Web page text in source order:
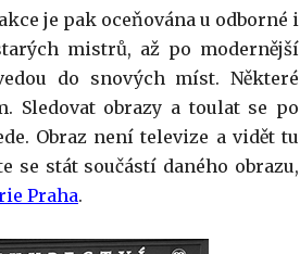
je pak oceňována u odborné i
mistrů, až po modernější
do snových míst. Některé
Sledovat obrazy a toulat se po
Obraz není televize a vidět tu
se stát součástí daného obrazu,
Praha.